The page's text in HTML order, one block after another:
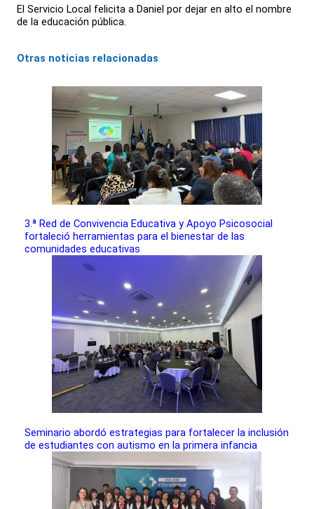
El Servicio Local felicita a Daniel por dejar en alto el nombre
de la educación pública.
Otras noticias relacionadas
3.ª Red de Convivencia Educativa y Apoyo Psicosocial
fortaleció herramientas para el bienestar de las
comunidades educativas
Seminario abordó estrategias para fortalecer la inclusión
de estudiantes con autismo en la primera infancia